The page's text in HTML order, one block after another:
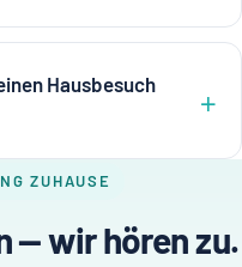
Hausbesuch
ZUHAUSE
— wir hören zu.